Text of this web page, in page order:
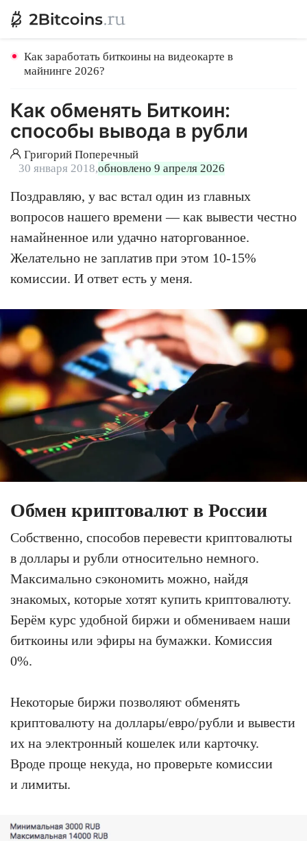
Как заработать биткоины на видеокарте в
майнинге 2026?
Как обменять Биткоин:
способы вывода в рубли
Григорий Поперечный
30 января 2018,обновлено 9 апреля 2026
Поздравляю, у вас встал один из главных
вопросов нашего времени — как вывести честно
намайненное или удачно наторгованное.
Желательно не заплатив при этом 10-15%
комиссии. И ответ есть у меня.
Обмен криптовалют в России
Собственно, способов перевести криптовалюты
в доллары и рубли относительно немного.
Максимально сэкономить можно, найдя
знакомых, которые хотят купить криптовалюту.
Берём курс удобной биржи и обмениваем наши
биткоины или эфиры на бумажки. Комиссия
0%.
Некоторые биржи позволяют обменять
криптовалюту на доллары/евро/рубли и вывести
их на электронный кошелек или карточку.
Вроде проще некуда, но проверьте комиссии
и лимиты.